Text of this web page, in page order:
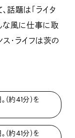
話題は「ライタ
な風に仕事に取
・ライフは茨の
（約41分）を
（約41分）を